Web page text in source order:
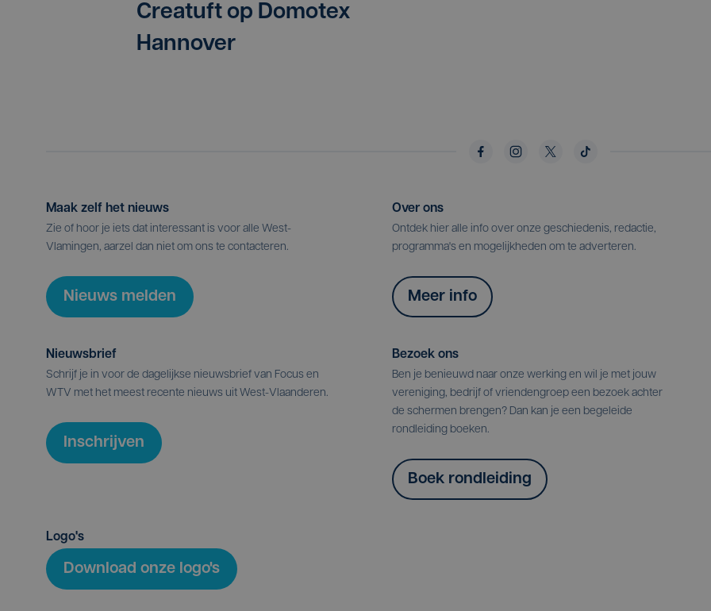
Creatuft op Domotex
Hannover
Maak zelf het nieuws
Zie of hoor je iets dat interessant is voor alle West-
Vlamingen, aarzel dan niet om ons te contacteren.
Nieuws melden
Over ons
Ontdek hier alle info over onze geschiedenis, redactie,
programma's en mogelijkheden om te adverteren.
Meer info
Nieuwsbrief
Schrijf je in voor de dagelijkse nieuwsbrief van Focus en
WTV met het meest recente nieuws uit West-Vlaanderen.
Inschrijven
Bezoek ons
Ben je benieuwd naar onze werking en wil je met jouw
vereniging, bedrijf of vriendengroep een bezoek achter
de schermen brengen? Dan kan je een begeleide
rondleiding boeken.
Boek rondleiding
Logo's
Download onze logo's